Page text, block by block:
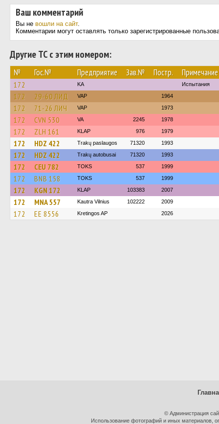
Ваш комментарий
Вы не вошли на сайт.
Комментарии могут оставлять только зарегистрированные
Другие ТС с этим номером:
№ Гос.№ Предприятие Зав.№ Постр. Примечание
172 KA Испытания
172 29-60 ЛИД VAP 1964
172 71-26 ЛИЧ VAP 1973
172 CVN 530 VA 2245 1978
172 ZLH 161 KLAP 976 1979
172 HDZ 422 Trakų paslaugos 71320 1993
172 HDZ 422 Trakų autobusai 71320 1993
172 CEU 782 TOKS 537 1999
172 BNB 158 TOKS 537 1999
172 KGN 172 KLAP 103383 2007
172 MNA 557 Kautra Vilnius 102222 2009
172 EE 8556 Kretingos AP 2026
© Администрация
Использование фотографий и иных материалов,